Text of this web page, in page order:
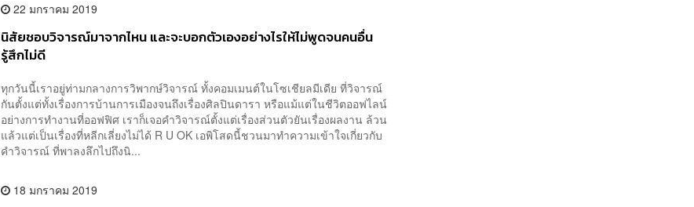
22 มกราคม 2019
นิสัยชอบวิจารณ์มาจากไหน และจะบอกตัวเองอย่างไรให้ไม่พูดจนคนอื่น
รู้สึกไม่ดี
ทุกวันนี้เราอยู่ท่ามกลางการวิพากษ์วิจารณ์ ทั้งคอมเมนต์ในโซเชียลมีเดีย ที่วิจารณ์
กันตั้งแต่ทั้งเรื่องการบ้านการเมืองจนถึงเรื่องศิลปินดารา หรือแม้แต่ในชีวิตออฟไลน์
อย่างการทำงานที่ออฟฟิศ เราก็เจอคำวิจารณ์ตั้งแต่เรื่องส่วนตัวยันเรื่องผลงาน ล้วน
แล้วแต่เป็นเรื่องที่หลีกเลี่ยงไม่ได้ R U OK เอพิโสดนี้ชวนมาทำความเข้าใจเกี่ยวกับ
คำวิจารณ์ ที่พาลงลึกไปถึงนิ...
18 มกราคม 2019